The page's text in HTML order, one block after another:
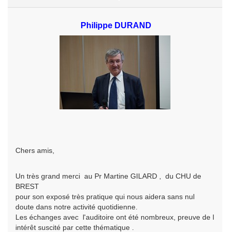
Philippe DURAND
Chers amis,
Un très grand merci au Pr Martine GILARD , du CHU de
BREST
pour son exposé très pratique qui nous aidera sans nul
doute dans notre activité quotidienne.
Les échanges avec l'auditoire ont été nombreux, preuve de l
intérêt suscité par cette thématique .